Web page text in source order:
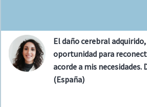
El daño cerebral
oportunidad para
acorde a mis necesidades.
(España)